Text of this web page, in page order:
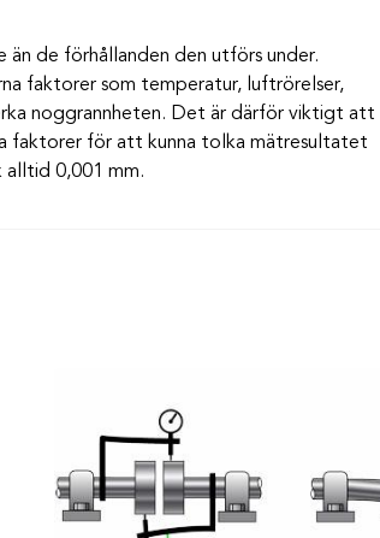
de förhållanden den utförs under.
faktorer som temperatur, luftrörelser,
noggrannheten. Det är därför viktigt att
faktorer för att kunna tolka mätresultatet
alltid 0,001 mm.